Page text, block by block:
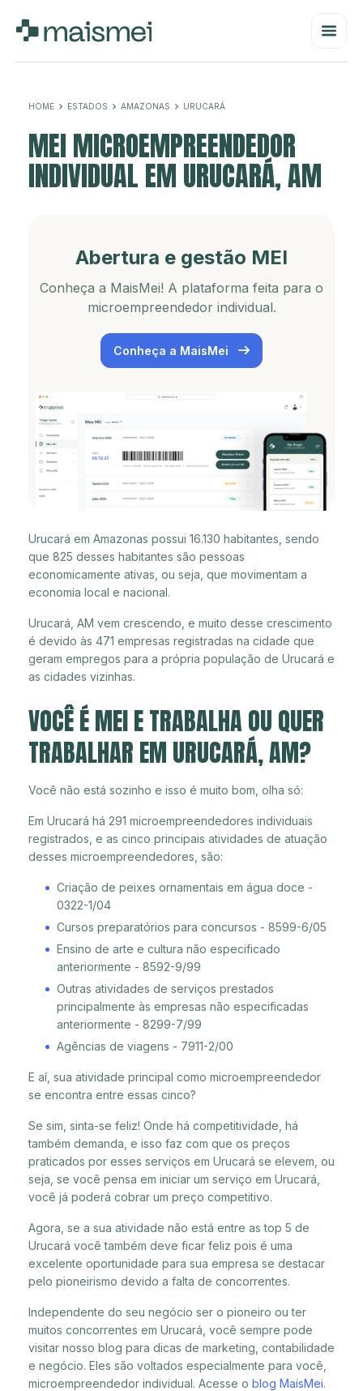
HOME ESTADOS AMAZONAS URUCARÁ
MEI MICROEMPREENDEDOR
INDIVIDUAL EM URUCARÁ, AM
Abertura e gestão MEI
Conheça a MaisMei! A plataforma feita para o
microempreendedor individual.
Conheça a MaisMei
Urucará em Amazonas possui 16.130 habitantes, sendo
que 825 desses habitantes são pessoas
economicamente ativas, ou seja, que movimentam a
economia local e nacional.
Urucará, AM vem crescendo, e muito desse crescimento
é devido às 471 empresas registradas na cidade que
geram empregos para a própria população de Urucará e
as cidades vizinhas.
VOCÊ É MEI E TRABALHA OU QUER
TRABALHAR EM URUCARÁ, AM?
Você não está sozinho e isso é muito bom, olha só:
Em Urucará há 291 microempreendedores individuais
registrados, e as cinco principais atividades de atuação
desses microempreendedores, são:
Criação de peixes ornamentais em água doce -
0322-1/04
Cursos preparatórios para concursos - 8599-6/05
Ensino de arte e cultura não especificado
anteriormente - 8592-9/99
Outras atividades de serviços prestados
principalmente às empresas não especificadas
anteriormente - 8299-7/99
Agências de viagens - 7911-2/00
E aí, sua atividade principal como microempreendedor
se encontra entre essas cinco?
Se sim, sinta-se feliz! Onde há competitividade, há
também demanda, e isso faz com que os preços
praticados por esses serviços em Urucará se elevem, ou
seja, se você pensa em iniciar um serviço em Urucará,
você já poderá cobrar um preço competitivo.
Agora, se a sua atividade não está entre as top 5 de
Urucará você também deve ficar feliz pois é uma
excelente oportunidade para sua empresa se destacar
pelo pioneirismo devido a falta de concorrentes.
Independente do seu negócio ser o pioneiro ou ter
muitos concorrentes em Urucará, você sempre pode
visitar nosso blog para dicas de marketing, contabilidade
e negócio. Eles são voltados especialmente para você,
microempreendedor individual. Acesse o blog MaisMei.